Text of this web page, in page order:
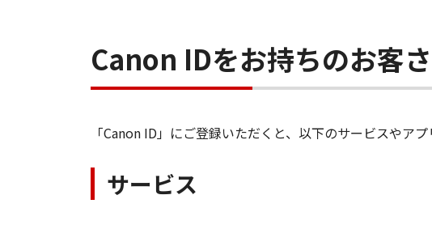
Canon IDをお持ちのお客
「Canon ID」にご登録いただくと、以下のサービスやア
サービス